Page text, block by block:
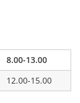
8.00-13.00
12.00-15.00